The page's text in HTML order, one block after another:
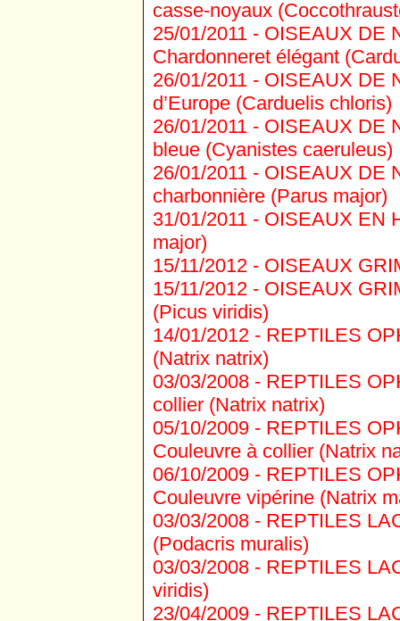
casse-noyaux
25/01/2011 - OISEAUX DE
Chardonneret élégant
26/01/2011 - OISEAUX DE
d’Europe (Carduelis chloris)
26/01/2011 - OISEAUX DE
bleue (Cyanistes caeruleus)
26/01/2011 - OISEAUX DE
charbonnière (Parus major)
31/01/2011 - OISEAUX EN
major)
15/11/2012 - OISEAUX
15/11/2012 - OISEAUX
(Picus viridis)
14/01/2012 - REPTILES
(Natrix natrix)
03/03/2008 - REPTILES
collier (Natrix natrix)
05/10/2009 - REPTILES
Couleuvre à collier (Natrix
06/10/2009 - REPTILES
Couleuvre vipérine (Natrix
03/03/2008 - REPTILES
(Podacris muralis)
03/03/2008 - REPTILES
viridis)
23/04/2009 - REPTILES